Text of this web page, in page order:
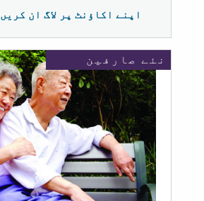
اپنے اکاؤنٹ پر لاگ ان کریں
نئے صارفین